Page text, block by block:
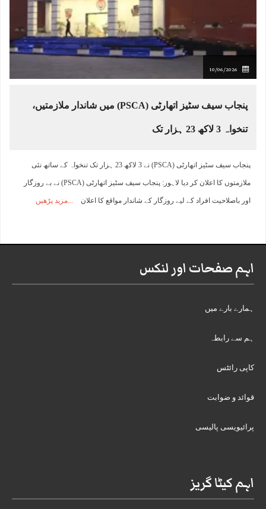
10/06/2026
پنجاب سیف سٹیز اتھارٹی (PSCA) میں شاندار ملازمتیں،
تنخواہ 3 لاکھ 23 ہزار تک
پنجاب سیف سٹیز اتھارٹی (PSCA) نے 3 لاکھ 23 ہزار تک تنخواہ کے ساتھ نئی
ملازمتوں کا اعلان کر دیا لاہور: پنجاب سیف سٹیز اتھارٹی (PSCA) نے بے روزگار
اور باصلاحیت افراد کے لیے روزگار کے شاندار مواقع کا اعلان مزید پڑھیں
اہم صفحات اور لنکس
ہمارے بارے میں
ہم سے رابطہ
کاپی رائٹس
قوائد و ضوابت
پرائیویسی پالیسی
اہم کیٹا گریز